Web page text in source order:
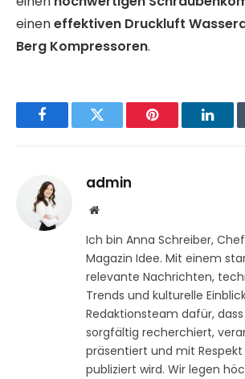
eineneffektiven Druckluft
Berg Kompressoren.
FacebookTwitter Pinterest
admin
Website
Ich bin Anna Schreiber,
Magazin Idee. Mit einem
relevante Nachrichten,
Trends und kulturelle
Redaktionsteam dafür,
sorgfältig recherchiert,
präsentiert und mit
publiziert wird. Wir legen